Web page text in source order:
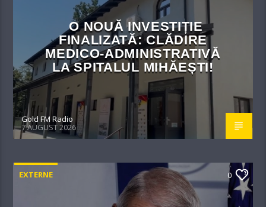
O NOUĂ INVESTIȚIE
FINALIZATĂ: CLĂDIRE
MEDICO-ADMINISTRATIVĂ
LA SPITALUL MIHĂEȘTI!​
Gold FM Radio
7 AUGUST 2026
EXTERNE 0